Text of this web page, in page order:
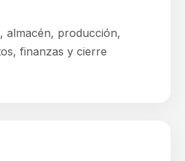
almacén, producción,
finanzas y cierre